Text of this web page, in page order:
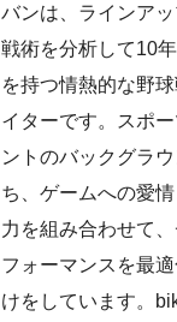
バンは、ラインア
戦術を分析して10
を持つ情熱的な野
イターです。スポ
ントのバックグラ
ち、ゲームへの愛
力を組み合わせて
フォーマンスを最
けをしています。